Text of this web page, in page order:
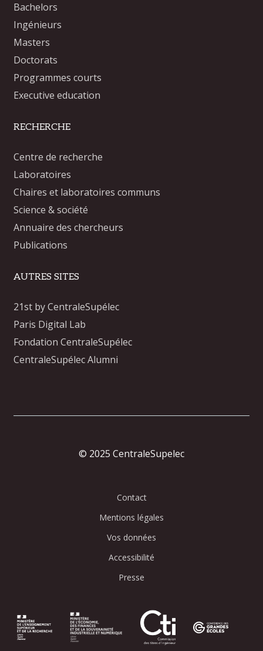
Bachelors
Ingénieurs
Masters
Doctorats
Programmes courts
Executive education
RECHERCHE
Centre de recherche
Laboratoires
Chaires et laboratoires communs
Science & société
Annuaire des chercheurs
Publications
AUTRES SITES
21st by CentraleSupélec
Paris Digital Lab
Fondation CentraleSupélec
CentraleSupélec Alumni
© 2025 CentraleSupelec
Contact
Mentions légales
Vos données
Accessibilité
Presse
Image Image Image